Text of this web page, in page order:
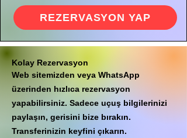
REZERVASYON YAP
Kolay Rezervasyon
Web sitemizden veya WhatsApp
üzerinden hızlıca rezervasyon
yapabilirsiniz. Sadece uçuş bilgilerinizi
paylaşın, gerisini bize bırakın.
Transferinizin keyfini çıkarın.